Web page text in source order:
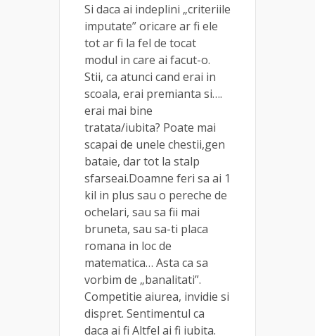
Si daca ai indeplini „criteriile
imputate” oricare ar fi ele
tot ar fi la fel de tocat
modul in care ai facut-o.
Stii, ca atunci cand erai in
scoala, erai premianta si….
erai mai bine
tratata/iubita? Poate mai
scapai de unele chestii,gen
bataie, dar tot la stalp
sfarseai.Doamne feri sa ai 1
kil in plus sau o pereche de
ochelari, sau sa fii mai
bruneta, sau sa-ti placa
romana in loc de
matematica… Asta ca sa
vorbim de „banalitati”.
Competitie aiurea, invidie si
dispret. Sentimentul ca
daca ai fi Altfel ai fi iubita.